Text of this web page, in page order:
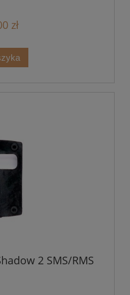
zł
2 SMS/RMS